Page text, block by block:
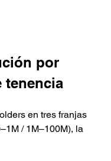
por
tenencia
en tres franjas
/ 1M–100M), la